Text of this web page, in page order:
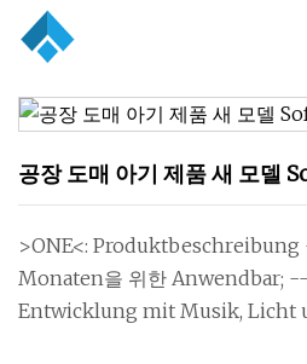
공장 도매 아기 제품 새 모델
>ONE<:
Monaten을 위한 Anwendbar; -- Fördert die
Entwicklung mit Musik, Licht